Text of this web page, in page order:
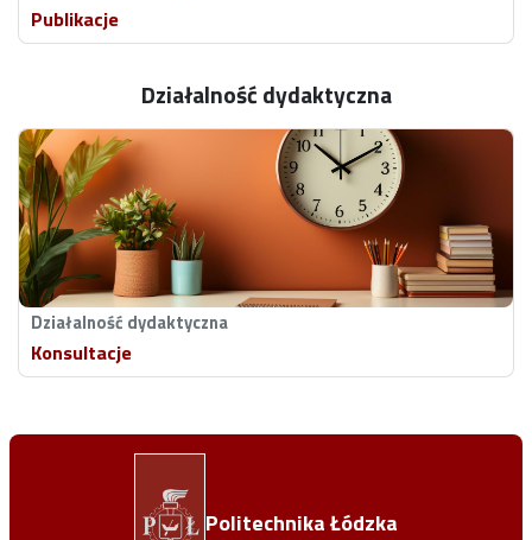
Redaktor Akademicki w Radzie Redakcyjnej czasopisma
PLOS Complex Systems
czasopismaSage Open
Członek Rady Edytorów
PROFIL NAUKOWY:
Publikacje
Działalność dydaktyczna
Działalność dydaktyczna
Konsultacje
Politechnika Łódzka